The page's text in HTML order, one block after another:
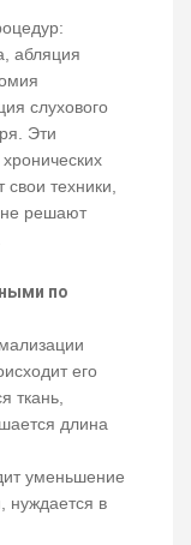
абляция
слухового
Эти
техники,
не решают
по
его
ткань,
длина
уменьшение
нуждается в